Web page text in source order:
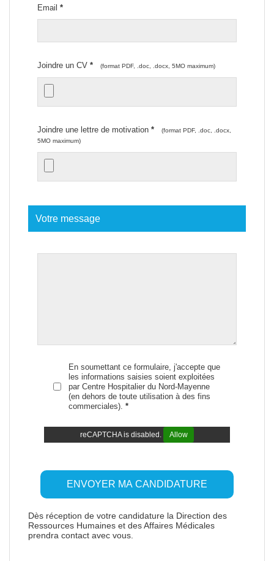
Email *
Joindre un CV * (format PDF, .doc, .docx, 5MO maximum)
Joindre une lettre de motivation *
(format PDF, .doc, .docx,
5MO maximum)
Votre message
En soumettant ce formulaire, j'accepte que
les informations saisies soient exploitées
par Centre Hospitalier du Nord-Mayenne
(en dehors de toute utilisation à des fins
commerciales). *
reCAPTCHA is disabled. Allow
Dès réception de votre candidature la Direction des
Ressources Humaines et des Affaires Médicales
prendra contact avec vous.